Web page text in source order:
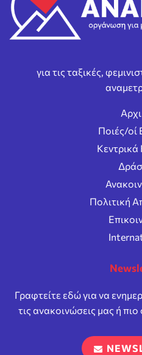
για τις ταξικές,
Ποιές/οί
Κεντρικά
Πολιτική
Γραφτείτε εδώ για να
τις ανακοινώσεις μας ή